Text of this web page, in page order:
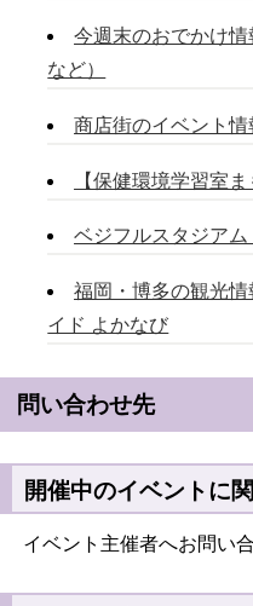
今週末のおでかけ
など）
商店街のイベント情
【保健環境学習室
ベジフルスタジア
福岡・博多の観光
イド よかなび
問い合わせ先
開催中のイベントに
イベント主催者へお問い